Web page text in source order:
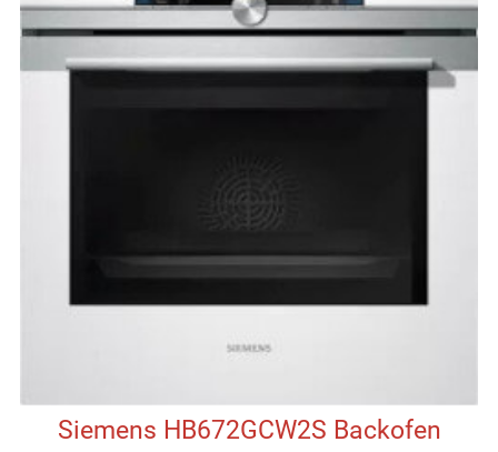
Siemens HB672GCW2S Backofen